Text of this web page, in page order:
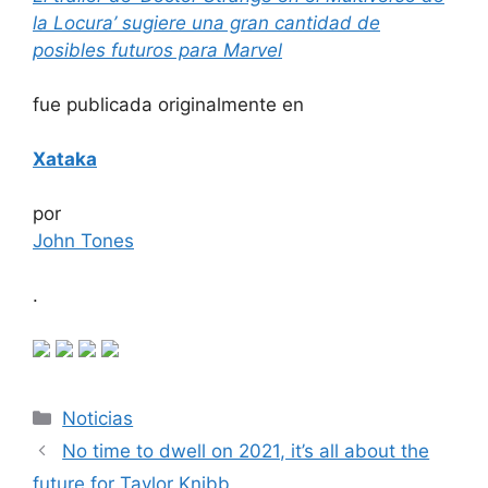
la Locura’ sugiere una gran cantidad de
posibles futuros para Marvel
fue publicada originalmente en
Xataka
por
John Tones
.
Categorías
Noticias
No time to dwell on 2021, it’s all about the
future for Taylor Knibb